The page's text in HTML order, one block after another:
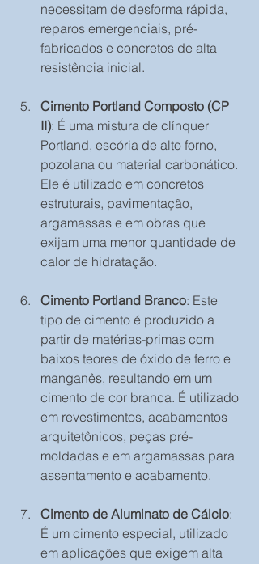
necessitam de desforma rápida,
reparos emergenciais, pré-
fabricados e concretos de alta
resistência inicial.
Cimento Portland Composto (CP
II): É uma mistura de clínquer
Portland, escória de alto forno,
pozolana ou material carbonático.
Ele é utilizado em concretos
estruturais, pavimentação,
argamassas e em obras que
exijam uma menor quantidade de
calor de hidratação.
Cimento Portland Branco: Este
tipo de cimento é produzido a
partir de matérias-primas com
baixos teores de óxido de ferro e
manganês, resultando em um
cimento de cor branca. É utilizado
em revestimentos, acabamentos
arquitetônicos, peças pré-
moldadas e em argamassas para
assentamento e acabamento.
Cimento de Aluminato de Cálcio:
É um cimento especial, utilizado
em aplicações que exigem alta